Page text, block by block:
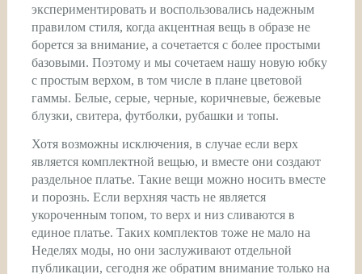
экспериментировать и воспользовались надежным
правилом стиля, когда акцентная вещь в образе не
борется за внимание, а сочетается с более простыми
базовыми. Поэтому и мы сочетаем нашу новую юбку
с простым верхом, в том числе в плане цветовой
гаммы. Белые, серые, черные, коричневые, бежевые
блузки, свитера, футболки, рубашки и топы.
Хотя возможны исключения, в случае если верх
является комплектной вещью, и вместе они создают
раздельное платье. Такие вещи можно носить вместе
и порознь. Если верхняя часть не является
укороченным топом, то верх и низ сливаются в
единое платье. Таких комплектов тоже не мало на
Неделях моды, но они заслуживают отдельной
публикации, сегодня же обратим внимание только на